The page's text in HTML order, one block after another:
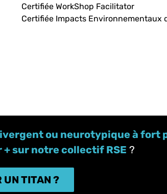
Certifiée WorkShop Facilitator
Certifiée Impacts Environnementaux
ou neurotypique à fort
+ sur notre collectif RSE ?
UN TITAN ?